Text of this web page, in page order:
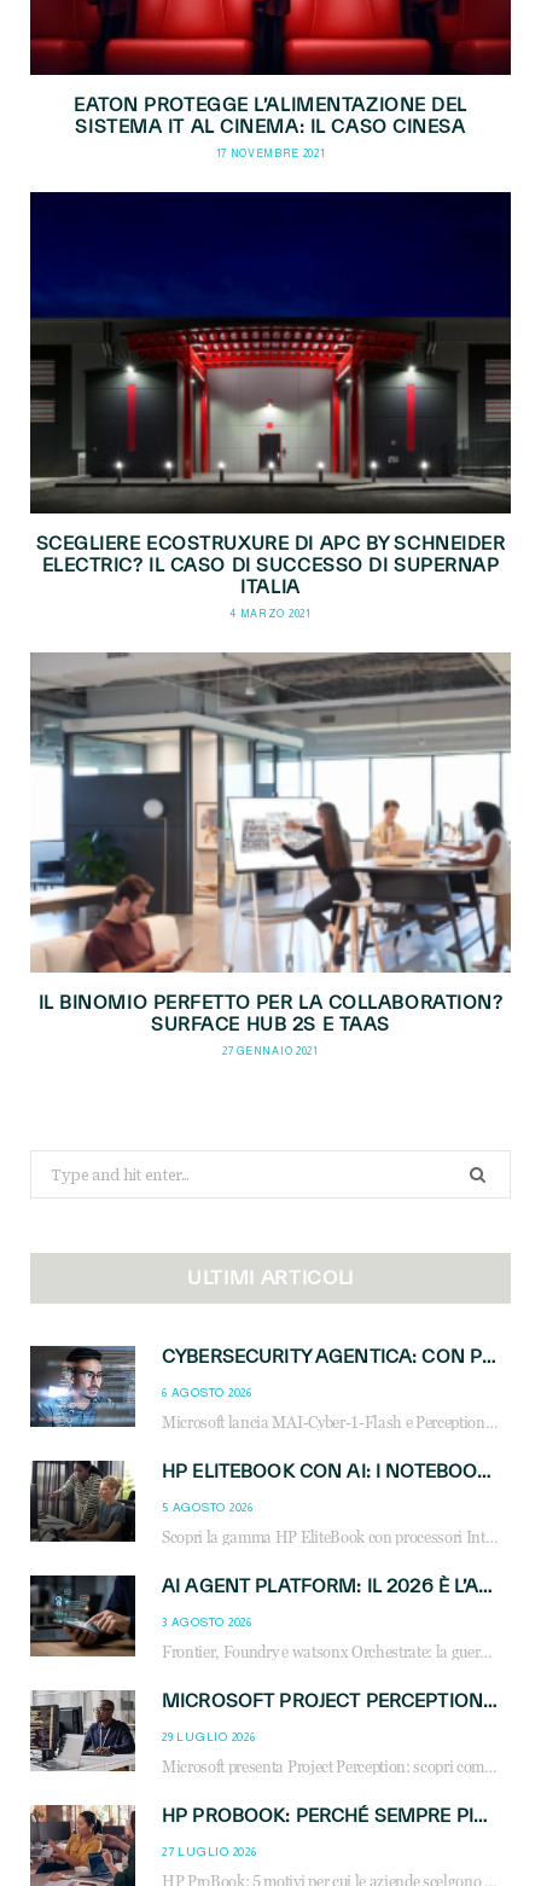
EATON PROTEGGE L’ALIMENTAZIONE DEL
SISTEMA IT AL CINEMA: IL CASO CINESA
17 NOVEMBRE 2021
SCEGLIERE ECOSTRUXURE DI APC BY SCHNEIDER
ELECTRIC? IL CASO DI SUCCESSO DI SUPERNAP
ITALIA
4 MARZO 2021
IL BINOMIO PERFETTO PER LA COLLABORATION?
SURFACE HUB 2S E TAAS
27 GENNAIO 2021
for:
ULTIMI ARTICOLI
CYBERSECURITY AGENTICA: CON PERCEPTION E MAI-CYBER-1-FLASH MICROSOFT APRE NUOVI SERVIZI PER IL CANALE
6 AGOSTO 2026
Microsoft lancia MAI-Cyber-1-Flash e Perception: cybersecurity agentica in preview dal 3 novembre. Cosa cambia per MSP, system integrator e reseller.
HP ELITEBOOK CON AI: I NOTEBOOK BUSINESS INTELLIGENTI CHE TRASFORMANO PRODUTTIVITÀ, SICUREZZA E LAVORO IBRIDO
5 AGOSTO 2026
Scopri la gamma HP EliteBook con processori Intel® Core™ Ultra e AMD Ryzen™ AI. Notebook business progettati per aumentare la produttività, migliorare la collaborazione e garantire sicurezza avanzata in ufficio e in mobilità.
AI AGENT PLATFORM: IL 2026 È L’ANNO DEL «SISTEMA OPERATIVO» PER GLI AGENTI AZIENDALI
3 AGOSTO 2026
Frontier, Foundry e watsonx Orchestrate: la guerra delle piattaforme AI agent ridisegna il mercato IT. Cosa cambia per reseller, MSP e system integrator.
MICROSOFT PROJECT PERCEPTION: COME GLI AGENTI AI CAMBIERANNO SOC, CYBERSECURITY E SERVIZI MSP
29 LUGLIO 2026
Microsoft presenta Project Perception: scopri come gli agenti AI possono trasformare cybersecurity, SOC e servizi gestiti degli MSP.
HP PROBOOK: PERCHÉ SEMPRE PIÙ AZIENDE SCELGONO NOTEBOOK PROGETTATI PER IL LAVORO MODERNO
27 LUGLIO 2026
HP ProBook: 5 motivi per cui le aziende scelgono i notebook business HP per migliorare produttività, sicurezza e gestione dell’AI.